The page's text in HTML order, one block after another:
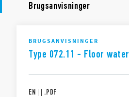
Brugsanvisninger
BRUGSANVISNINGER
Type 072.11 - Floor
EN | | .PDF